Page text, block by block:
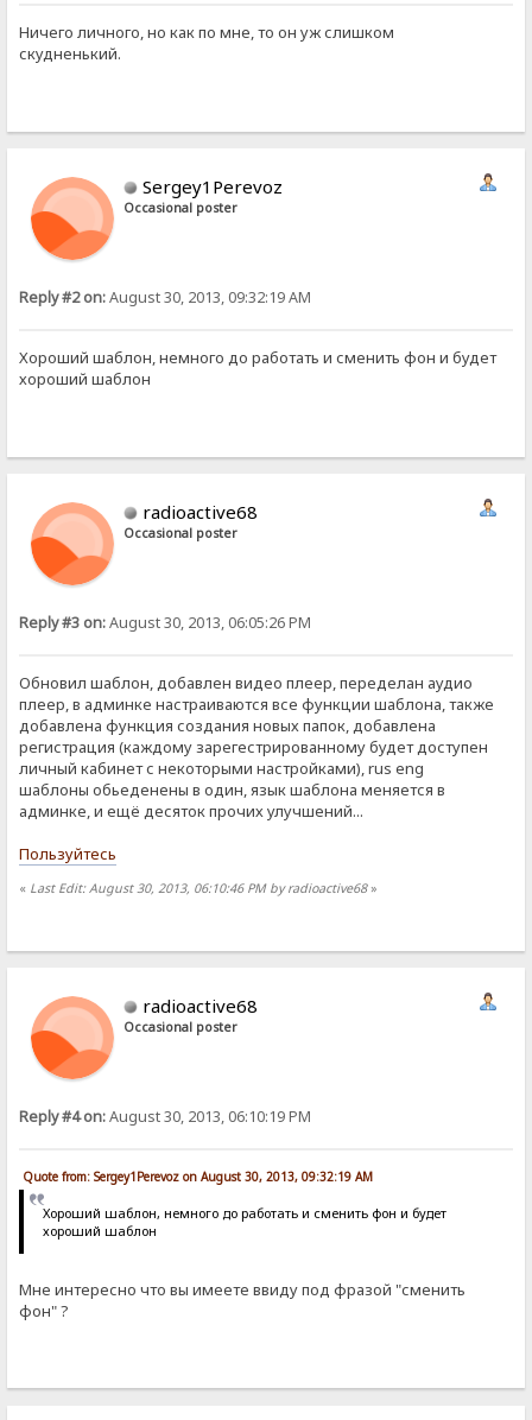
Ничего личного, но как по мне, то он уж слишком
скудненький.
Sergey1Perevoz
Occasional poster
Reply #2 on:August 30, 2013, 09:32:19 AM
Хороший шаблон, немного до работать и сменить фон и будет
хороший шаблон
radioactive68
Occasional poster
Reply #3 on:August 30, 2013, 06:05:26 PM
Обновил шаблон, добавлен видео плеер, переделан аудио
плеер, в админке настраиваются все функции шаблона, также
добавлена функция создания новых папок, добавлена
регистрация (каждому зарегестрированному будет доступен
личный кабинет с некоторыми настройками), rus eng
шаблоны обьеденены в один, язык шаблона меняется в
админке, и ещё десяток прочих улучшений...
Пользуйтесь
« Last Edit: August 30, 2013, 06:10:46 PM by radioactive68»
radioactive68
Occasional poster
Reply #4 on:August 30, 2013, 06:10:19 PM
Quote from: Sergey1Perevoz on August 30, 2013, 09:32:19 AM
Хороший шаблон, немного до работать и сменить фон и будет
хороший шаблон
Мне интересно что вы имеете ввиду под фразой "сменить
фон" ?